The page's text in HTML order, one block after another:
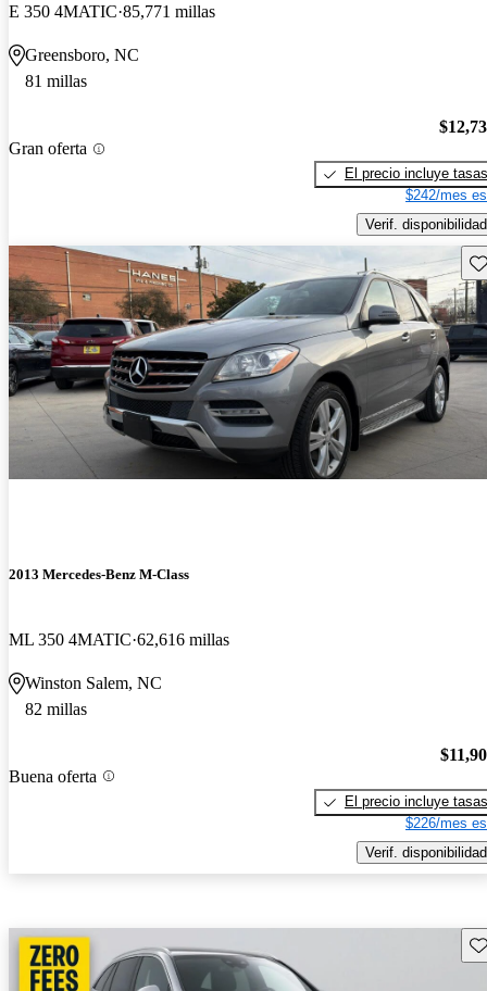
E 350 4MATIC 85,771 millas
Greensboro, NC
81 millas
Gran oferta
El precio incluye tasas
$242/mes
Verif. disponibilidad
2013 Mercedes-Benz M-Class
ML 350 4MATIC 62,616 millas
Winston Salem, NC
82 millas
Buena oferta
El precio incluye tasas
$226/mes
Verif. disponibilidad